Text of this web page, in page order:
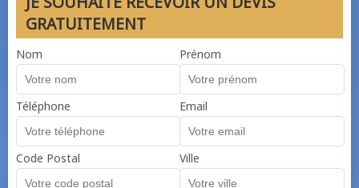
GRATUITEMENT
Nom Prénom
Téléphone Email
Code Postal Ville